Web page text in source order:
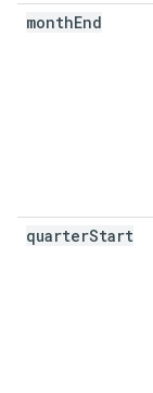
monthEnd
quarterStart